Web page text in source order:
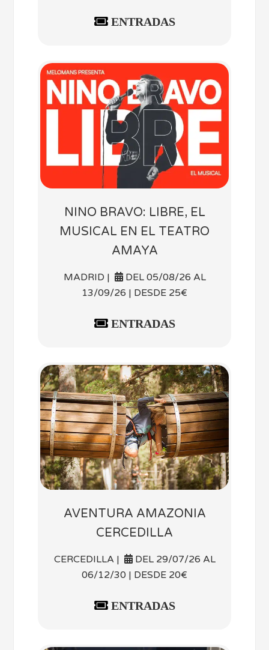
ENTRADAS
NINO BRAVO: LIBRE, EL
MUSICAL EN EL TEATRO
AMAYA
MADRID |
DEL 05/08/26 AL
13/09/26 | DESDE 25€
ENTRADAS
AVENTURA AMAZONIA
CERCEDILLA
CERCEDILLA |
DEL 29/07/26 AL
06/12/30 | DESDE 20€
ENTRADAS